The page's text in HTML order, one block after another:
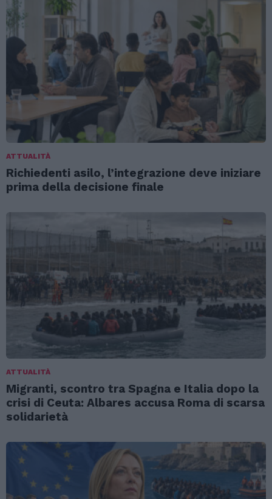
ATTUALITÀ
Richiedenti asilo, l’integrazione deve iniziare
prima della decisione finale
ATTUALITÀ
Migranti, scontro tra Spagna e Italia dopo la
crisi di Ceuta: Albares accusa Roma di scarsa
solidarietà